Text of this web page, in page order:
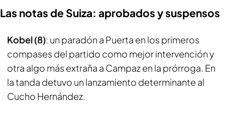
Las notas de Suiza: aprobados y suspensos
Kobel (8): un paradón a Puerta en los primeros
compases del partido como mejor intervención y
otra algo más extraña a Campaz en la prórroga. En
la tanda detuvo un lanzamiento determinante al
Cucho Hernández.